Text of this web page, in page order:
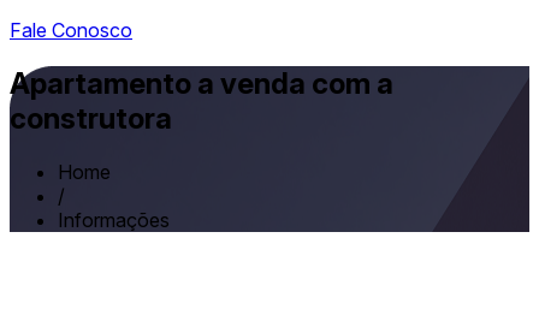
Fale Conosco
Apartamento a venda com a
construtora
Home
/
Informações